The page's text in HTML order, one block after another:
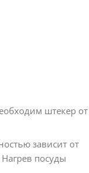
штекер
зависит от
посуды